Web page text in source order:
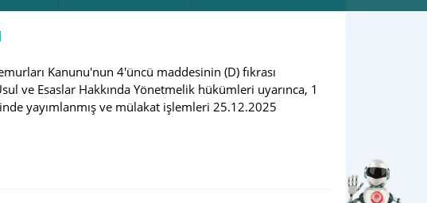
Kanunu'nun 4'üncü maddesinin (D) fıkrası
ve Esaslar Hakkında Yönetmelik hükümleri uyarınca, 1
yayımlanmış ve mülakat işlemleri 25.12.2025